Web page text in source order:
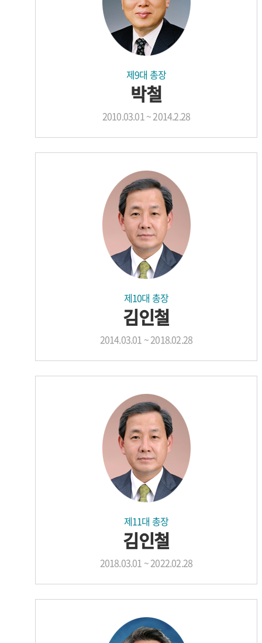
제9대 총장
박철
2010.03.01 ~ 2014.2.28
제10대 총장
김인철
2014.03.01 ~ 2018.02.28
제11대 총장
김인철
2018.03.01 ~ 2022.02.28